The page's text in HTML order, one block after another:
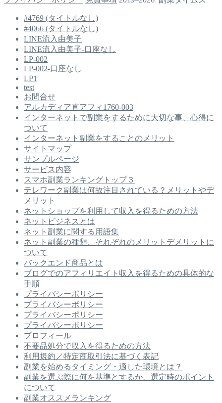
#4769 (タイトルなし)
#4066 (タイトルなし)
LINE流入由美子
LINE流入由美子-口座なし
LP-002
LP-002-口座なし
LP1
test
お問合せ
アルカディア直アフィ1760-003
インターネットで副業をするために大切な事、心得に
ついて
インターネット副業をすることのメリット
サイトマップ
サンプルページ
サービス内容
スマホ副業ランキングトップ３
テレワーク副業は何故注目されている？メリットやデ
メリット
ネットショップを利用して収入を得るための方法
ネットビジネスとは
ネット副業に関する用語集
ネット副業の種類、それぞれのメリットデメリットに
ついて
バックエンド商品とは
ブログでのアフィリエイト収入を得るための具体的な
手順
プライバシーポリシー
プライバシーポリシー
プライバシーポリシー
プライバシーポリシー
プロフィール
不要品処分で収入を得るための方法
利用規約／特定商取引法に基づく表記
副業を始めるタイミング・適した環境とは？
副業を選ぶ際に何を基準とするか、選定時のポイント
について
副業オススメランキング